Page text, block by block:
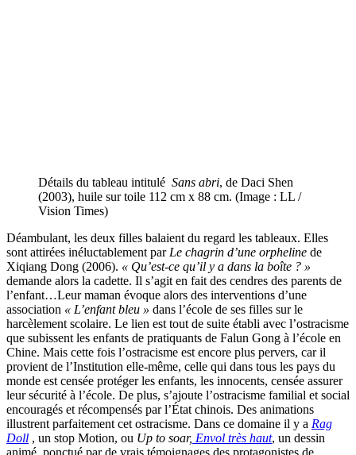
Détails du tableau intitulé Sans abri, de Daci Shen
(2003), huile sur toile 112 cm x 88 cm. (Image : LL /
Vision Times)
Déambulant, les deux filles balaient du regard les tableaux. Elles
sont attirées inéluctablement parLe chagrin d’une orpheline de
Xiqiang Dong (2006). « Qu’est-ce qu’il y a dans la boîte ? »
demande alors la cadette. Il s’agit en fait des cendres des parents de
l’enfant…Leur maman évoque alors des interventions d’une
association « L’enfant bleu » dans l’école de ses filles sur le
harcèlement scolaire. Le lien est tout de suite établi avec l’ostracisme
que subissent les enfants de pratiquants de Falun Gong à l’école en
Chine. Mais cette fois l’ostracisme est encore plus pervers, car il
provient de l’Institution elle-même, celle qui dans tous les pays du
monde est censée protéger les enfants, les innocents, censée assurer
leur sécurité à l’école. De plus, s’ajoute l’ostracisme familial et social
encouragés et récompensés par l’État chinois. Des animations
illustrent parfaitement cet ostracisme. Dans ce domaine il y a Rag
Doll , un stop Motion, ou Up to soar, Envol très haut, un dessin